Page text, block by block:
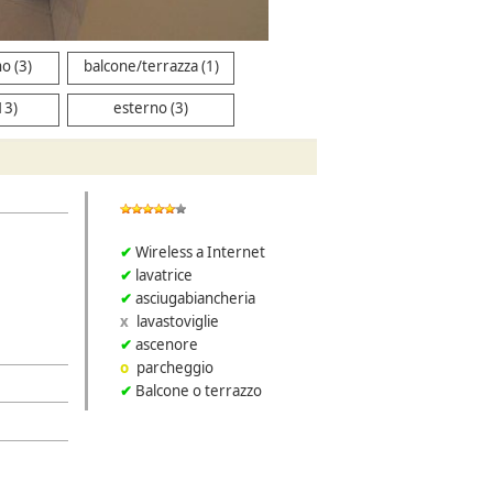
(3) balcone/terrazza (1)
esterno (3)
Wireless a Internet
lavatrice
asciugabiancheria
lavastoviglie
ascenore
parcheggio
Balcone o terrazzo